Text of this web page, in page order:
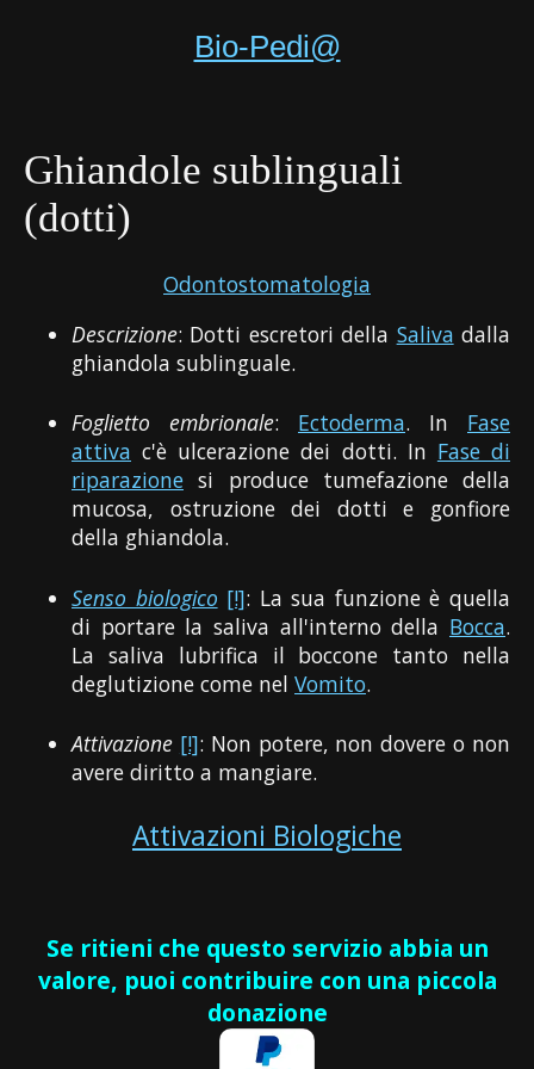
Bio-Pedi@
Ghiandole sublinguali
(dotti)
Odontostomatologia
Descrizione: Dotti escretori della Saliva dalla
ghiandola sublinguale.
Foglietto embrionale: Ectoderma. In Fase
attiva c'è ulcerazione dei dotti. In Fase di
riparazione si produce tumefazione della
mucosa, ostruzione dei dotti e gonfiore
della ghiandola.
Senso biologico [!]: La sua funzione è quella
di portare la saliva all'interno della Bocca.
La saliva lubrifica il boccone tanto nella
deglutizione come nel Vomito.
Attivazione [!]: Non potere, non dovere o non
avere diritto a mangiare.
Attivazioni Biologiche
Se ritieni che questo servizio abbia un
valore, puoi contribuire con una piccola
donazione